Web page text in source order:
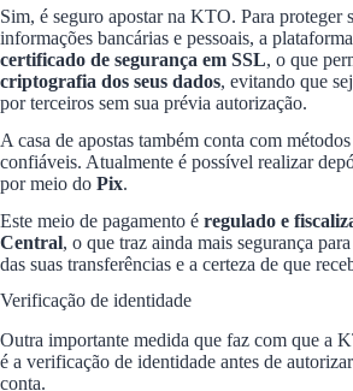
Sim, é seguro apostar na KTO. Para proteger
informações bancárias e pessoais, a
certificado de segurança em SSL, o que
criptografia dos seus dados, evitando que
por terceiros sem sua prévia autorização.
A casa de apostas também conta com
confiáveis. Atualmente é possível realizar
por meio do Pix.
Este meio de pagamento é regulado e
Central, o que traz ainda mais segurança
das suas transferências e a certeza de que
Verificação de identidade
Outra importante medida que faz com que a
é a verificação de identidade antes de
conta.